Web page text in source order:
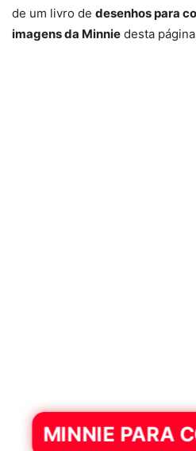
de um livro de desenhos para
imagens da Minnie desta
MINNIE PARA